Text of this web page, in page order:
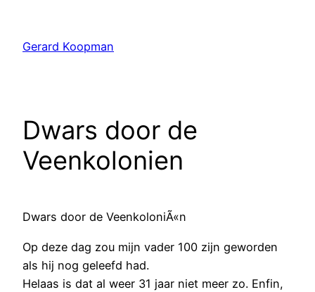
Gerard Koopman
Dwars door de
Veenkolonien
Dwars door de VeenkoloniÃ«n
Op deze dag zou mijn vader 100 zijn geworden
als hij nog geleefd had.
Helaas is dat al weer 31 jaar niet meer zo. Enfin,